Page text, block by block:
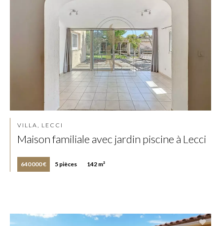
VILLA, LECCI
Maison familiale avec jardin piscine à Lecci
640 000 € 5 pièces 142 m²